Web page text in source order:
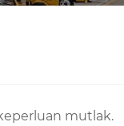
mutlak.